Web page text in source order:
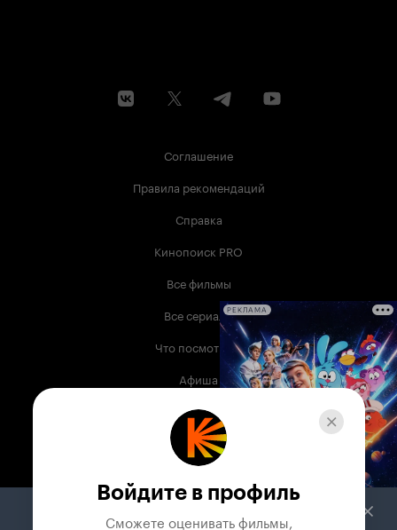
Соглашение
Правила рекомендаций
Справка
Кинопоиск PRO
Все фильмы
Все сериалы
Что посмотреть
Афиша
Музыка
Телепрограмма
Служба поддержки
РЕКЛАМА
Войдите в профиль
Сможете оценивать фильмы,